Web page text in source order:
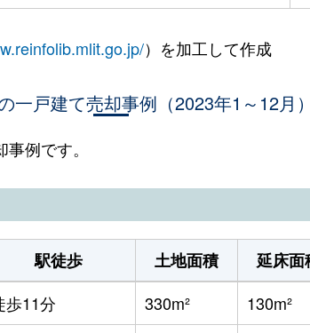
）を加工して作成
一戸建て売却事例（2023年1～12月）
例です。
駅徒歩 土地面積 延床面
歩11分 330m² 130m²